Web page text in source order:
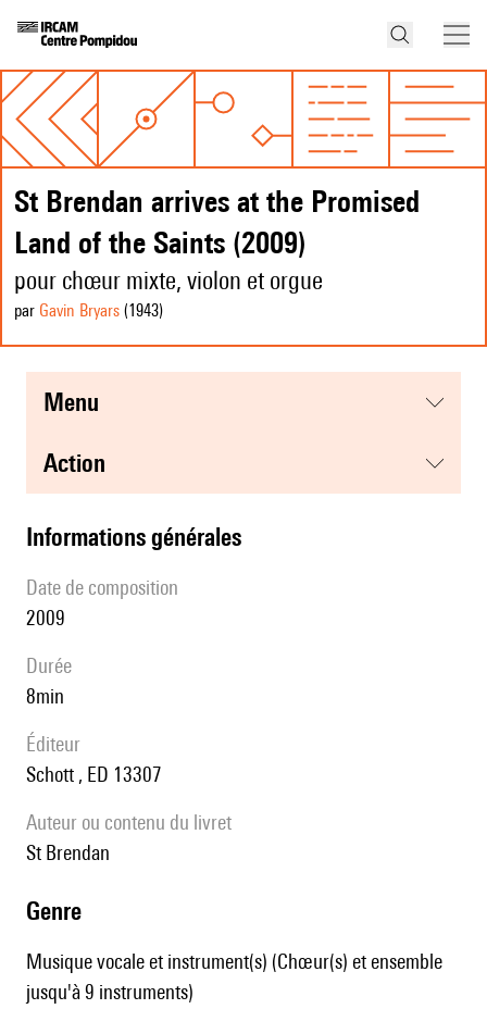
St Brendan arrives at the Promised
Land of the Saints (2009)
pour chœur mixte, violon et orgue
par Gavin Bryars (1943)
menu
action
informations générales
date de composition
2009
durée
8min
éditeur
Schott , ED 13307
Auteur ou contenu du livret
St Brendan
genre
Musique vocale et instrument(s) (Chœur(s) et ensemble
jusqu'à 9 instruments)